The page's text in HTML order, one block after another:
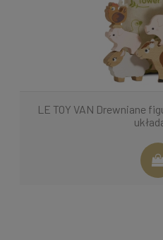
LE TOY VAN Drewniane